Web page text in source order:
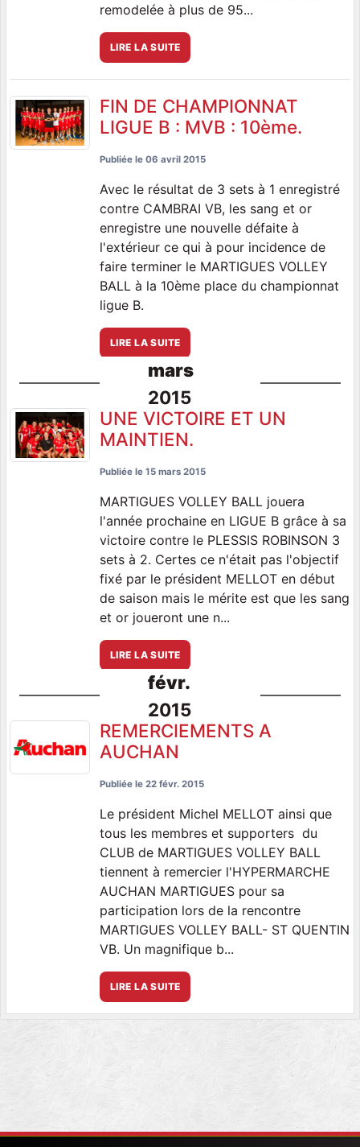
remodelée à plus de 95...
LIRE LA SUITE
FIN DE CHAMPIONNAT
LIGUE B : MVB : 10ème.
Publiée le 06 avril 2015
Avec le résultat de 3 sets à 1 enregistré
contre CAMBRAI VB, les sang et or
enregistre une nouvelle défaite à
l'extérieur ce qui à pour incidence de
faire terminer le MARTIGUES VOLLEY
BALL à la 10ème place du championnat
ligue B.
LIRE LA SUITE
mars
2015
UNE VICTOIRE ET UN
MAINTIEN.
Publiée le 15 mars 2015
MARTIGUES VOLLEY BALL jouera
l'année prochaine en LIGUE B grâce à sa
victoire contre le PLESSIS ROBINSON 3
sets à 2. Certes ce n'était pas l'objectif
fixé par le président MELLOT en début
de saison mais le mérite est que les sang
et or joueront une n...
LIRE LA SUITE
févr.
2015
REMERCIEMENTS A
AUCHAN
Publiée le 22 févr. 2015
Le président Michel MELLOT ainsi que
tous les membres et supporters du
CLUB de MARTIGUES VOLLEY BALL
tiennent à remercier l'HYPERMARCHE
AUCHAN MARTIGUES pour sa
participation lors de la rencontre
MARTIGUES VOLLEY BALL- ST QUENTIN
VB. Un magnifique b...
LIRE LA SUITE